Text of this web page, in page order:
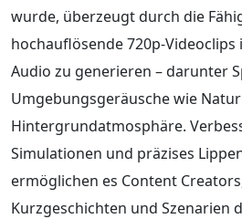
wurde, überzeugt durch die
hochauflösende 720p-
Audio zu generieren – darunter
Umgebungsgeräusche wie
Hintergrundatmosphäre.
Simulationen und präzises
ermöglichen es Content
Kurzgeschichten und Szenarien